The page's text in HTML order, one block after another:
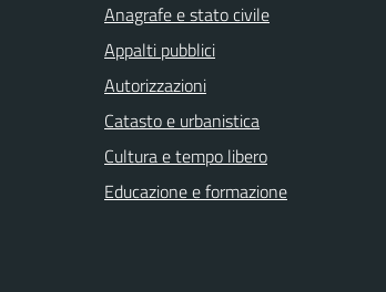
Anagrafe e stato civile
Appalti pubblici
Autorizzazioni
Catasto e urbanistica
Cultura e tempo libero
Educazione e formazione